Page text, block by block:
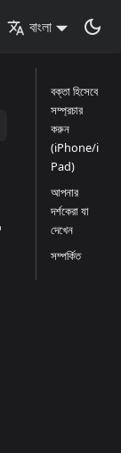
বাংলা
বক্তা হিসেবে
সম্প্রচার
করুন
(iPhone/i
Pad)
আপনার
দর্শকেরা যা
দেখেন
সম্পর্কিত